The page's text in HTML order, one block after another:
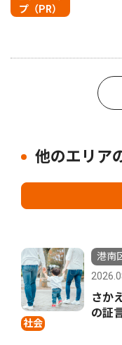
プ（PR）
他のエリア
社会
港南
さか
の証